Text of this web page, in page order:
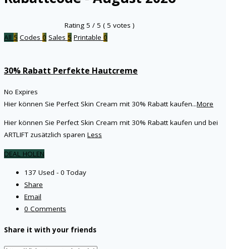
Rating 5 / 5 ( 5 votes )
All 5 Codes 0 Sales 5 Printable 0
30% Rabatt Perfekte Hautcreme
No Expires
Hier können Sie Perfect Skin Cream mit 30% Rabatt kaufen...More
Hier können Sie Perfect Skin Cream mit 30% Rabatt kaufen und bei
ARTLIFT zusätzlich sparen Less
DEAL HOLEN
137 Used - 0 Today
Share
Email
0 Comments
Share it with your friends